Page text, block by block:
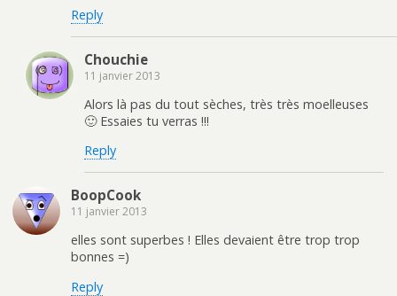
Reply
Chouchie
11 janvier 2013
Alors là pas du tout sèches, très très moelleuses
🙂 Essaies tu verras !!!
Reply
BoopCook
11 janvier 2013
elles sont superbes ! Elles devaient être trop trop
bonnes =)
Reply